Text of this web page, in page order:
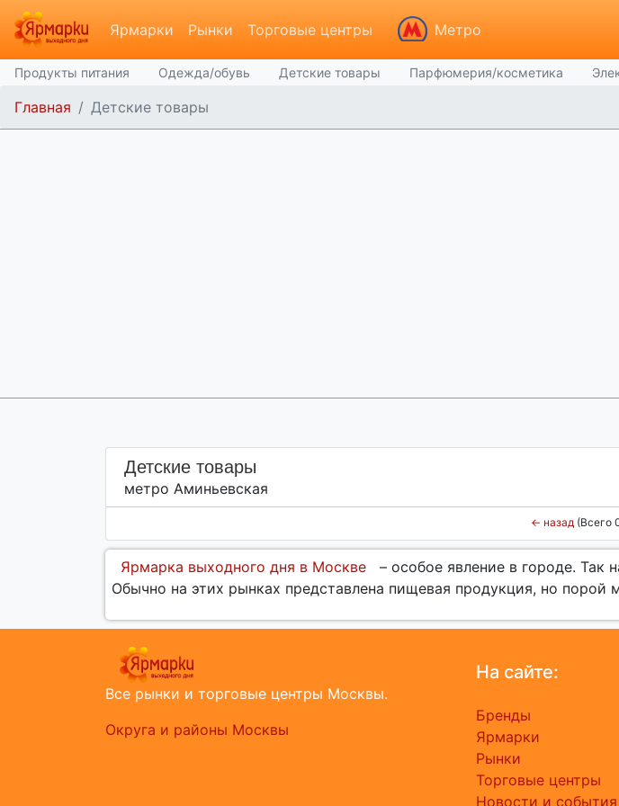
Ярмарки Рынки Торговые центры Метро
Продукты питания Одежда/обувь Детские товары Парфюмерия/косметика
Главная Детские товары
Детские товары
метро Аминьевская
← назад (Всего
Ярмарка выходного дня в Москве
– особое явление в городе.
Обычно на этих рынках представлена пищевая продукция, но
Все рынки и торговые центры Москвы.
Округа и районы Москвы
На сайте:
Бренды
Ярмарки
Рынки
Торговые центры
Новости и события